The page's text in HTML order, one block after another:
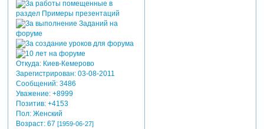
Откуда:Киев-Кемерово
Зарегистрирован: 03-08-2011
Сообщений:3486
Уважение: +8999
Позитив: +4153
Пол:Женский
Возраст:67 [1959-06-27]